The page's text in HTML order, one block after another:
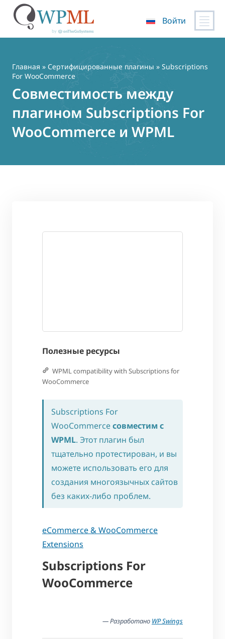
содержимому
Войти
Главная » Сертифицированные плагины » Subscriptions
For WooCommerce
Совместимость между
плагином Subscriptions For
WooCommerce и WPML
Полезные ресурсы
WPML compatibility with Subscriptions for
WooCommerce
Subscriptions For
WooCommerceсовместим с
WPML. Этот плагин был
тщательно протестирован, и вы
можете использовать его для
создания многоязычных сайтов
без каких-либо проблем.
eCommerce & WooCommerce
Extensions
Subscriptions For
WooCommerce
— Разработано WP Swings